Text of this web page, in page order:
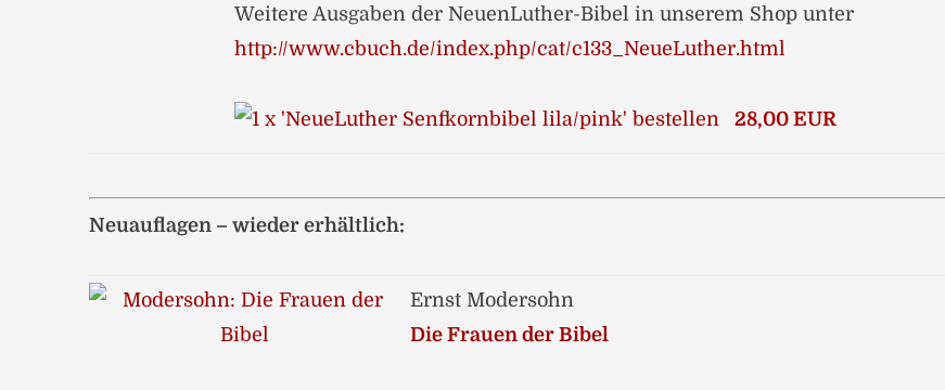
Weitere Ausgaben der NeuenLuther-Bibel in unserem Shop unter
http://www.cbuch.de/index.php/cat/c133_NeueLuther.html
28,00 EUR
Neuauflagen – wieder erhältlich:
Ernst Modersohn
Die Frauen der Bibel